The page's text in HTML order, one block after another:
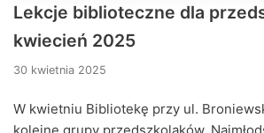
Lekcje biblioteczne dla
kwiecień 2025
30 kwietnia 2025
W kwietniu Bibliotekę przy ul.
kolejne grupy przedszkolaków.